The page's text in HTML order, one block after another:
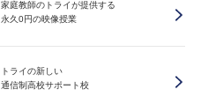
家庭教師のトライが提供する
永久0円の映像授業
トライの新しい
通信制高校サポート校